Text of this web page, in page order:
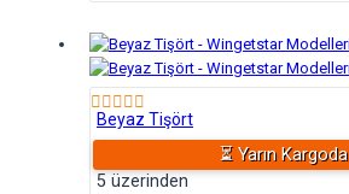
⏳ Yarın Kargoda
Beyaz Tişört
5 üzerinden